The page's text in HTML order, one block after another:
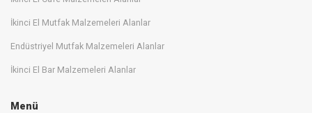
İkinci El Mutfak Malzemeleri Alanlar
Endüstriyel Mutfak Malzemeleri Alanlar
İkinci El Bar Malzemeleri Alanlar
Menü